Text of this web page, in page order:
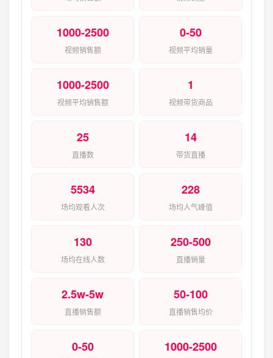
1000-2500
视频销售额
0-50
视频平均销量
1000-2500
视频平均销售额
1
视频带货商品
25
直播数
14
带货直播
5534
场均观看人次
228
场均人气峰值
130
场均在线人数
250-500
直播销量
2.5w-5w
直播销售额
50-100
直播销售均价
0-50 1000-2500